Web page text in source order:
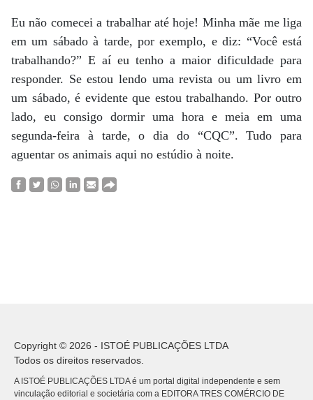
Eu não comecei a trabalhar até hoje! Minha mãe me liga
em um sábado à tarde, por exemplo, e diz: “Você está
trabalhando?” E aí eu tenho a maior dificuldade para
responder. Se estou lendo uma revista ou um livro em
um sábado, é evidente que estou trabalhando. Por outro
lado, eu consigo dormir uma hora e meia em uma
segunda-feira à tarde, o dia do “CQC”. Tudo para
aguentar os animais aqui no estúdio à noite.
Copyright © 2026 - ISTOÉ PUBLICAÇÕES LTDA
Todos os direitos reservados.
A ISTOÉ PUBLICAÇÕES LTDA é um portal digital independente e sem
vinculação editorial e societária com a EDITORA TRES COMÉRCIO DE